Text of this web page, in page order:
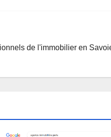
de l'immobilier en